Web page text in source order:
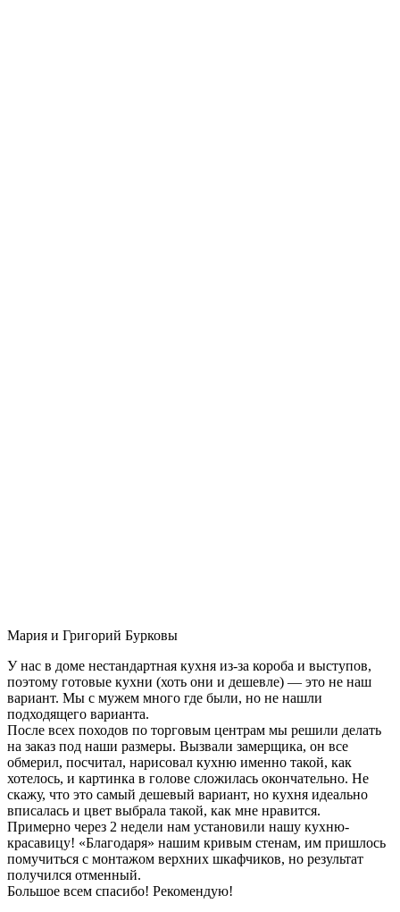
Мария и Григорий Бурковы
У нас в доме нестандартная кухня из-за короба и выступов,
поэтому готовые кухни (хоть они и дешевле) — это не наш
вариант. Мы с мужем много где были, но не нашли
подходящего варианта.
После всех походов по торговым центрам мы решили делать
на заказ под наши размеры. Вызвали замерщика, он все
обмерил, посчитал, нарисовал кухню именно такой, как
хотелось, и картинка в голове сложилась окончательно. Не
скажу, что это самый дешевый вариант, но кухня идеально
вписалась и цвет выбрала такой, как мне нравится.
Примерно через 2 недели нам установили нашу кухню-
красавицу! «Благодаря» нашим кривым стенам, им пришлось
помучиться с монтажом верхних шкафчиков, но результат
получился отменный.
Большое всем спасибо! Рекомендую!